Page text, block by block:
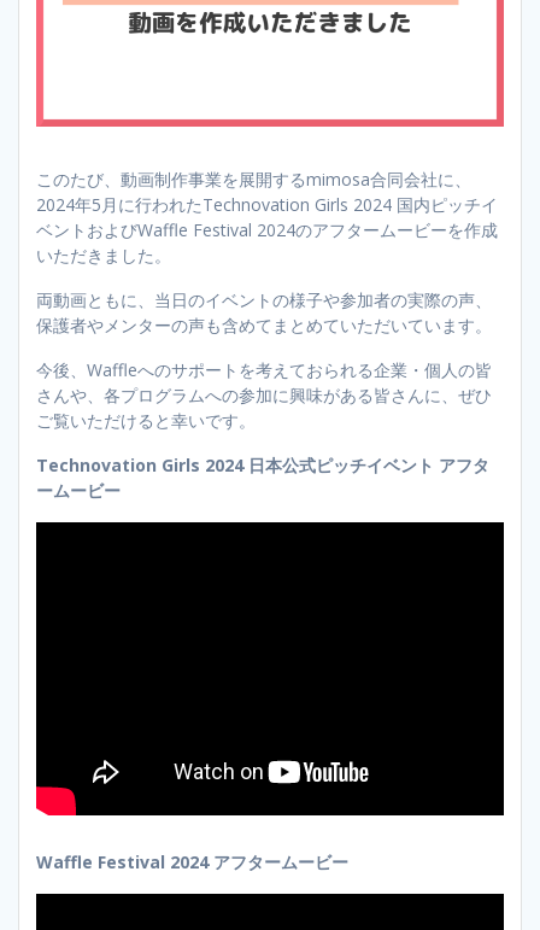
このたび、動画制作事業を展開するmimosa合同会社に、
2024年5月に行われたTechnovation Girls 2024 国内ピッチイ
ベントおよびWaffle Festival 2024のアフタームービーを作成
いただきました。
両動画ともに、当日のイベントの様子や参加者の実際の声、
保護者やメンターの声も含めてまとめていただいています。
今後、Waffleへのサポートを考えておられる企業・個人の皆
さんや、各プログラムへの参加に興味がある皆さんに、ぜひ
ご覧いただけると幸いです。
Technovation Girls 2024 日本公式ピッチイベント アフタ
ームービー
Waffle Festival 2024 アフタームービー